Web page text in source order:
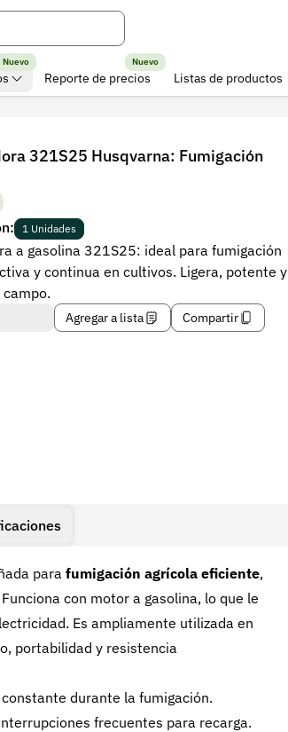
Nuevo
Reporte de precios
Nuevo
Listas de productos
321S25 Husqvarna: Fumigación
1 Unidades
a gasolina 321S25: ideal para fumigación
y continua en cultivos. Ligera, potente y
Agregar a lista Compartir
para fumigación agrícola eficiente,
con motor a gasolina, lo que le
Es ampliamente utilizada en
portabilidad y resistencia
durante la fumigación.
frecuentes para recarga.